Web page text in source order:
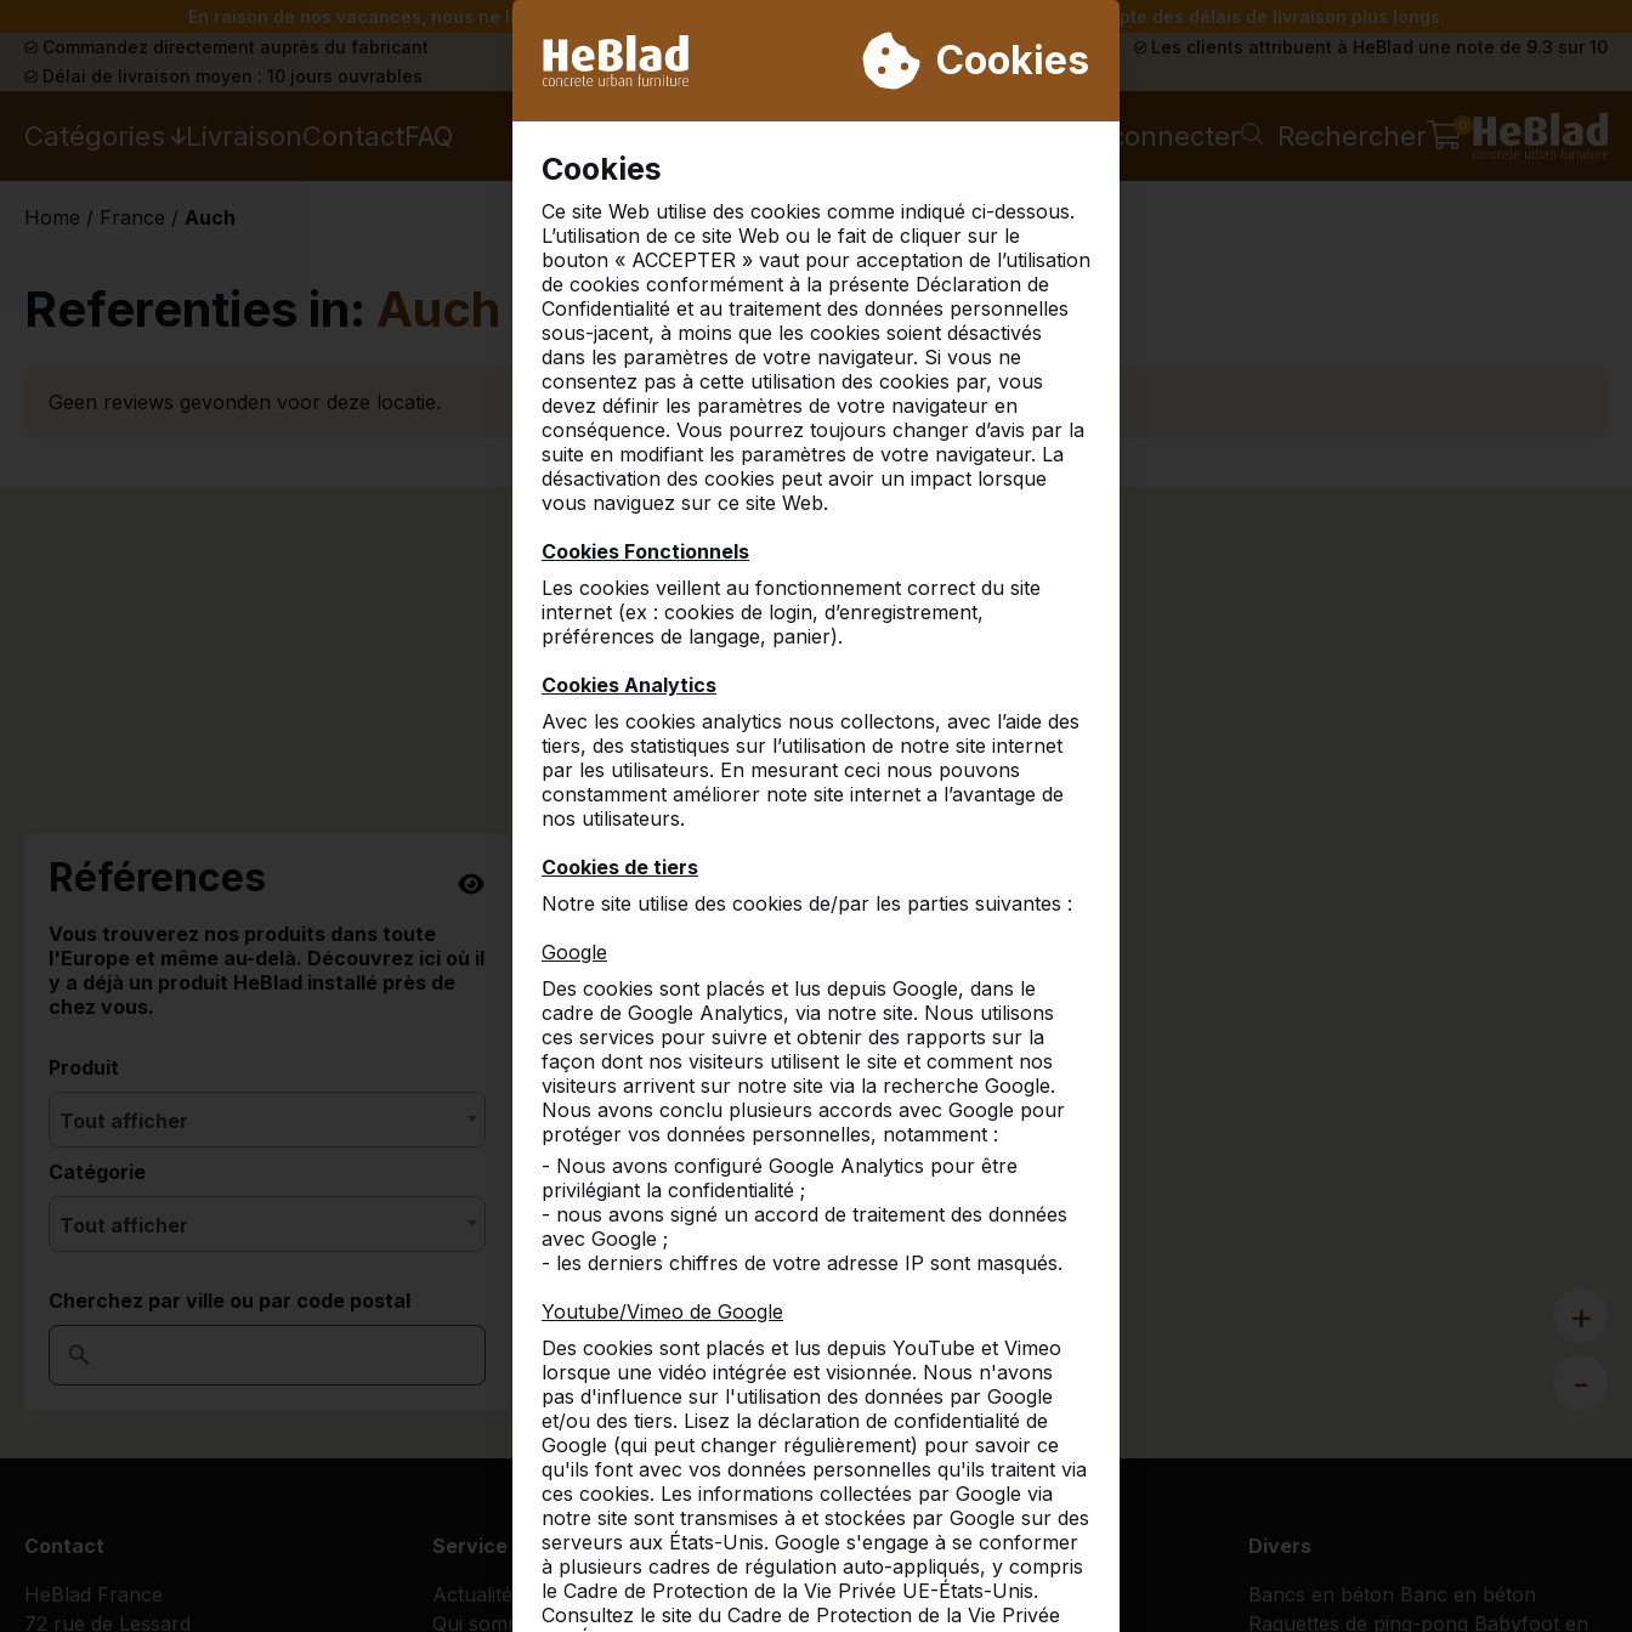
En raison de nos vacances, nous ne livrerons pas de la semaine 31 à la semaine 33. Veuillez donc tenir compte des délais de livraison plus longs.
Cookies
Cookies
Ce site Web utilise des cookies comme indiqué ci-dessous.
L’utilisation de ce site Web ou le fait de cliquer sur le
bouton « ACCEPTER » vaut pour acceptation de l’utilisation
de cookies conformément à la présente Déclaration de
Confidentialité et au traitement des données personnelles
sous-jacent, à moins que les cookies soient désactivés
dans les paramètres de votre navigateur. Si vous ne
consentez pas à cette utilisation des cookies par, vous
devez définir les paramètres de votre navigateur en
conséquence. Vous pourrez toujours changer d’avis par la
suite en modifiant les paramètres de votre navigateur. La
désactivation des cookies peut avoir un impact lorsque
vous naviguez sur ce site Web.
Cookies Fonctionnels
Les cookies veillent au fonctionnement correct du site
internet (ex : cookies de login, d’enregistrement,
préférences de langage, panier).
Cookies Analytics
Avec les cookies analytics nous collectons, avec l’aide des
tiers, des statistiques sur l’utilisation de notre site internet
par les utilisateurs. En mesurant ceci nous pouvons
constamment améliorer note site internet a l’avantage de
nos utilisateurs.
Cookies de tiers
Notre site utilise des cookies de/par les parties suivantes :
Google
Des cookies sont placés et lus depuis Google, dans le
cadre de Google Analytics, via notre site. Nous utilisons
ces services pour suivre et obtenir des rapports sur la
façon dont nos visiteurs utilisent le site et comment nos
visiteurs arrivent sur notre site via la recherche Google.
Nous avons conclu plusieurs accords avec Google pour
protéger vos données personnelles, notamment :
- Nous avons configuré Google Analytics pour être
privilégiant la confidentialité ;
- nous avons signé un accord de traitement des données
avec Google ;
- les derniers chiffres de votre adresse IP sont masqués.
Youtube/Vimeo de Google
Des cookies sont placés et lus depuis YouTube et Vimeo
lorsque une vidéo intégrée est visionnée. Nous n'avons
pas d'influence sur l'utilisation des données par Google
et/ou des tiers. Lisez la déclaration de confidentialité de
Google (qui peut changer régulièrement) pour savoir ce
qu'ils font avec vos données personnelles qu'ils traitent via
ces cookies. Les informations collectées par Google via
notre site sont transmises à et stockées par Google sur des
serveurs aux États-Unis. Google s'engage à se conformer
à plusieurs cadres de régulation auto-appliqués, y compris
le Cadre de Protection de la Vie Privée UE-États-Unis.
Consultez le site du Cadre de Protection de la Vie Privée
Commandez directement auprès du fabricant Déjà plus de 30 000 produits vendus
Les clients attribuent à HeBlad une note de 9.3 sur 10
Délai de livraison moyen : 10 jours ouvrables
Catégories LivraisonContactFAQ Se connecter Rechercher 0
Home / France / Auch
Referenties in: Auch
Geen reviews gevonden voor deze locatie.
Références
Vous trouverez nos produits dans toute
l'Europe et même au-delà. Découvrez ici où il
y a déjà un produit HeBlad installé près de
chez vous.
Produit
Tout afficher
Catégorie
Tout afficher
Cherchez par ville ou par code postal
+
-
Contact
HeBlad France
72 rue de Lessard
Service clientèle
Actualités
Qui sommes-nous
Catégories
Tables de ping-pong
Footvolley
Divers
Bancs en béton Banc en béton
Raquettes de ping-pong Babyfoot en